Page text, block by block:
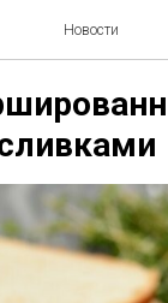
Новости